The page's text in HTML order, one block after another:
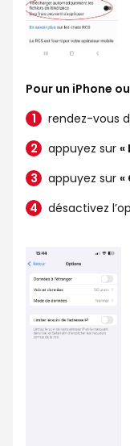
Pour un iPhone
rendez-vous
appuyez sur «
appuyez sur «
désactivez